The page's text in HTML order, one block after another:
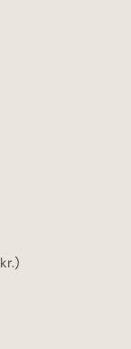
Holland (Nederlandene) (DKK kr.)